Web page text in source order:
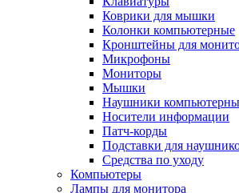
Коврики для мышки
Колонки компьютерные
Кронштейны для
Микрофоны
Мониторы
Мышки
Наушники
Носители информации
Патч-корды
Подставки для
Средства по уходу
Компьютеры
Лампы для монитора